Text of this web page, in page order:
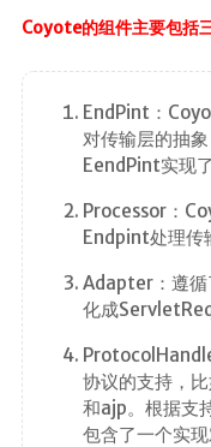
Coyote的组件主要包括
EndPint：
对传输层的抽
EendPint实现
Processor：
Endpint处理传
Adapter：遵
化成
协议的支持，
和ajp。根据支
包含了一个实